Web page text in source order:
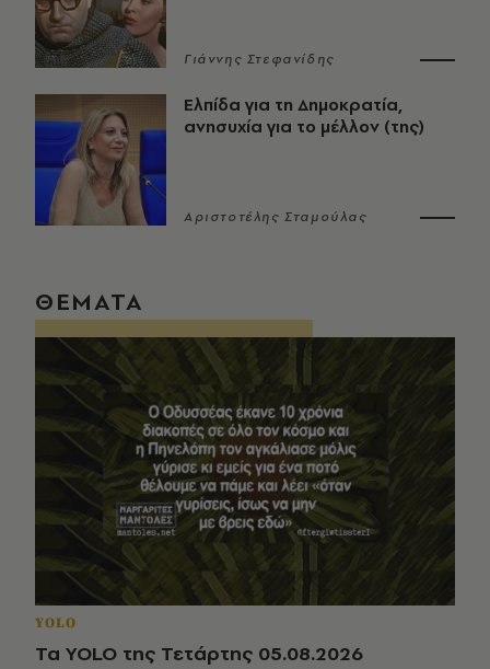
Γιάννης Στεφανίδης
Ελπίδα για τη Δημοκρατία,
ανησυχία για το μέλλον (της)
Αριστοτέλης Σταμούλας
ΘΕΜΑΤΑ
YOLO
Τα YOLO της Τετάρτης 05.08.2026